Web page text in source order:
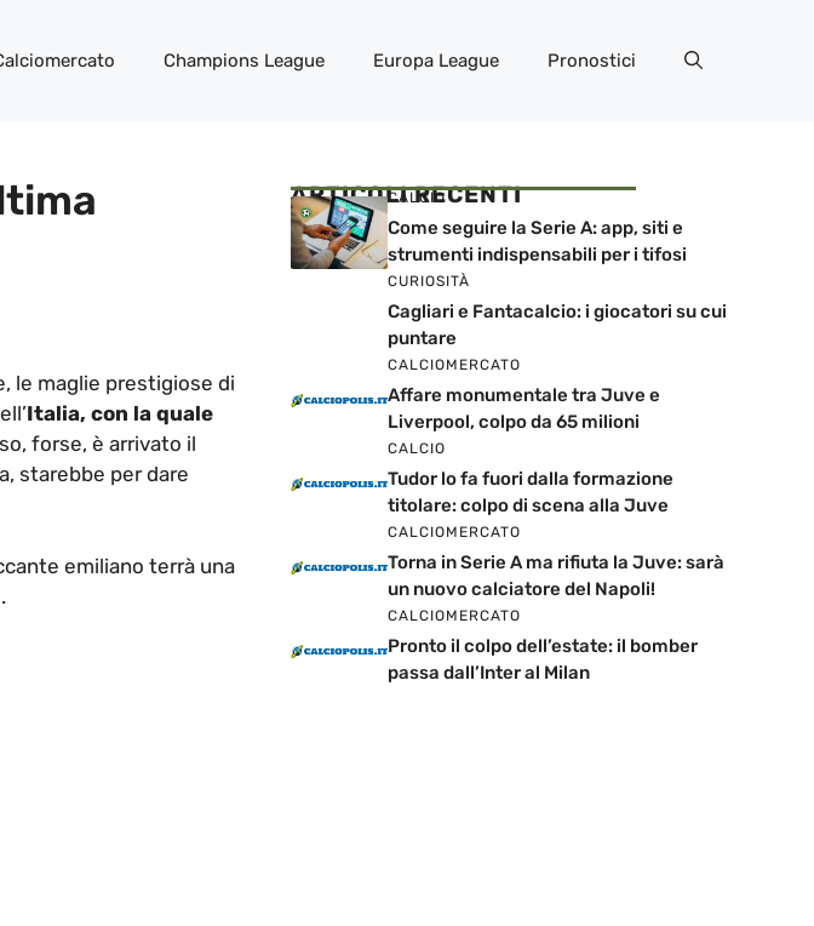
Champions League Europa League Pronostici
le maglie prestigiose di
Italia, con la quale
forse, è arrivato il
starebbe per dare
emiliano terrà una
ARTICOLI RECENTI
CALCIO
Come seguire la Serie A: app, siti e
strumenti indispensabili per i tifosi
CURIOSITÀ
Cagliari e Fantacalcio: i giocatori su cui
puntare
CALCIOMERCATO
Affare monumentale tra Juve e
Liverpool, colpo da 65 milioni
CALCIO
Tudor lo fa fuori dalla formazione
titolare: colpo di scena alla Juve
CALCIOMERCATO
Torna in Serie A ma rifiuta la Juve: sarà
un nuovo calciatore del Napoli!
CALCIOMERCATO
Pronto il colpo dell’estate: il bomber
passa dall’Inter al Milan